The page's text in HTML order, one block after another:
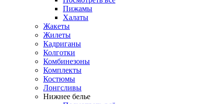
Пижамы
Халаты
Жакеты
Жилеты
Кадриганы
Колготки
Комбинезоны
Комплекты
Костюмы
Лонгсливы
Нижнее белье